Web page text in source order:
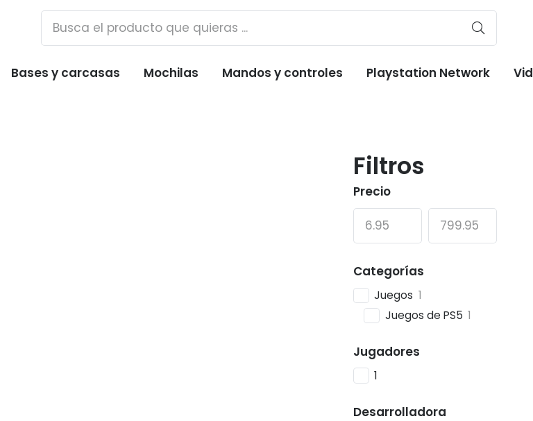
Bases y carcasas Mochilas Mandos y controles Playstation Network
Filtros
Precio
Categorías
Juegos 1
Juegos de PS5 1
Jugadores
1
Desarrolladora